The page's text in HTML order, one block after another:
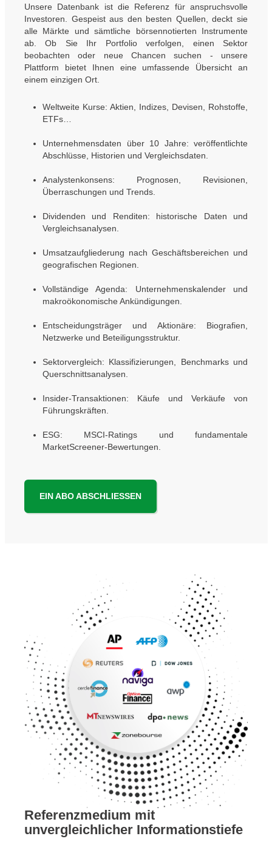
Unsere Datenbank ist die Referenz für anspruchsvolle
Investoren. Gespeist aus den besten Quellen, deckt sie
alle Märkte und sämtliche börsennotierten Instrumente
ab. Ob Sie Ihr Portfolio verfolgen, einen Sektor
beobachten oder neue Chancen suchen - unsere
Plattform bietet Ihnen eine umfassende Übersicht an
einem einzigen Ort.
Weltweite Kurse: Aktien, Indizes, Devisen, Rohstoffe,
ETFs…
Unternehmensdaten über 10 Jahre: veröffentlichte
Abschlüsse, Historien und Vergleichsdaten.
Analystenkonsens: Prognosen, Revisionen,
Überraschungen und Trends.
Dividenden und Renditen: historische Daten und
Vergleichsanalysen.
Umsatzaufgliederung nach Geschäftsbereichen und
geografischen Regionen.
Vollständige Agenda: Unternehmenskalender und
makroökonomische Ankündigungen.
Entscheidungsträger und Aktionäre: Biografien,
Netzwerke und Beteiligungsstruktur.
Sektorvergleich: Klassifizierungen, Benchmarks und
Querschnittsanalysen.
Insider-Transaktionen: Käufe und Verkäufe von
Führungskräften.
ESG: MSCI-Ratings und fundamentale
MarketScreener-Bewertungen.
EIN ABO ABSCHLIESSEN
Referenzmedium mit
unvergleichlicher Informationstiefe